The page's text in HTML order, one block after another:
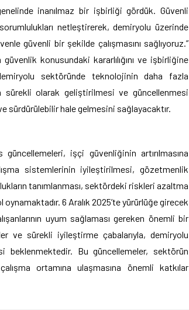
inanılmaz bir işbirliği gördük. Güvenli
netleştirerek, demiryolu üzerinde
güvenli bir şekilde çalışmasını sağlıyoruz.”
konusundaki kararlılığını ve işbirliğine
demiryolu sektöründe teknolojinin daha fazla
sürekli olarak geliştirilmesi ve güncellenmesi
sürdürülebilir hale gelmesini sağlayacaktır.
işçi güvenliğinin artırılmasına
sistemlerinin iyileştirilmesi, gözetmenlik
tanımlanması, sektördeki riskleri azaltma
6 Aralık 2025’te yürürlüğe girecek
uyum sağlaması gereken önemli bir
ve sürekli iyileştirme çabalarıyla, demiryolu
Bu güncellemeler, sektörün
ortamına ulaşmasına önemli katkılar